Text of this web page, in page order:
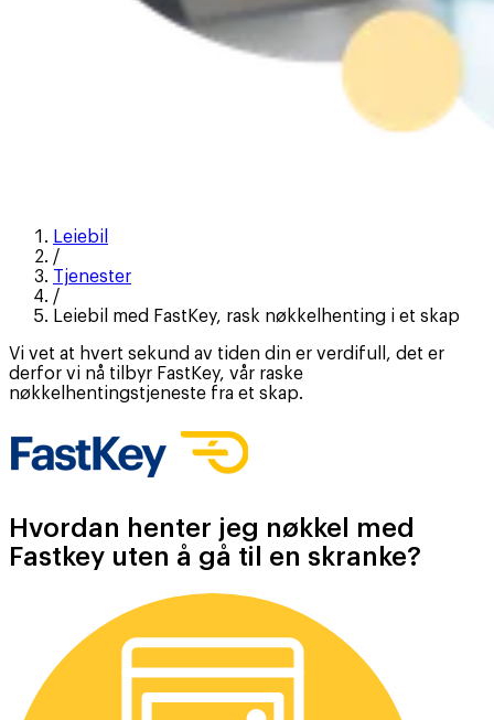
Leiebil
/
Tjenester
/
Leiebil med FastKey, rask nøkkelhenting i et skap
Vi vet at hvert sekund av tiden din er verdifull, det er
derfor vi nå tilbyr FastKey, vår raske
nøkkelhentingstjeneste fra et skap.
Hvordan henter jeg nøkkel med
Fastkey uten å gå til en skranke?